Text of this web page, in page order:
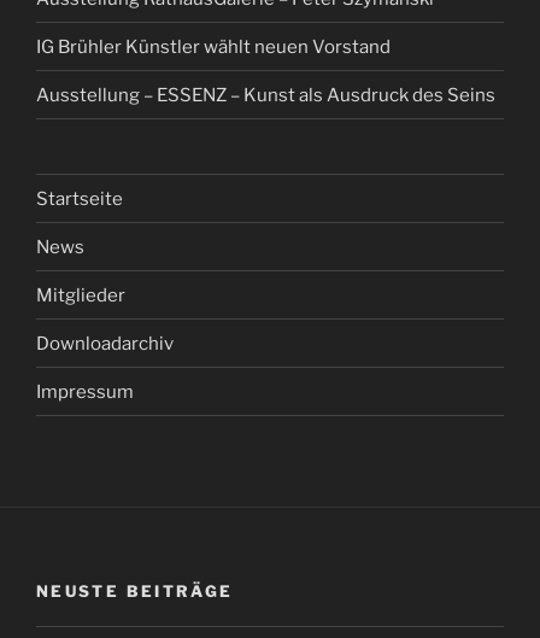
IG Brühler Künstler wählt neuen Vorstand
Ausstellung – ESSENZ – Kunst als Ausdruck des Seins
Startseite
News
Mitglieder
Downloadarchiv
Impressum
NEUSTE BEITRÄGE